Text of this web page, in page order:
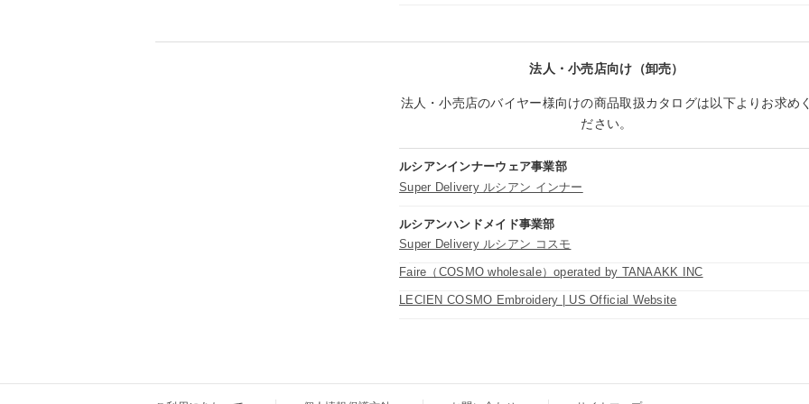
法人・小売店向け（卸売）
法人・小売店のバイヤー様向けの商品取扱カタログは以下よりお求め
ださい。
ルシアンインナーウェア事業部
Super Delivery ルシアン インナー
ルシアンハンドメイド事業部
Super Delivery ルシアン コスモ
Faire（COSMO wholesale）operated by TANAAKK INC
LECIEN COSMO Embroidery | US Official Website